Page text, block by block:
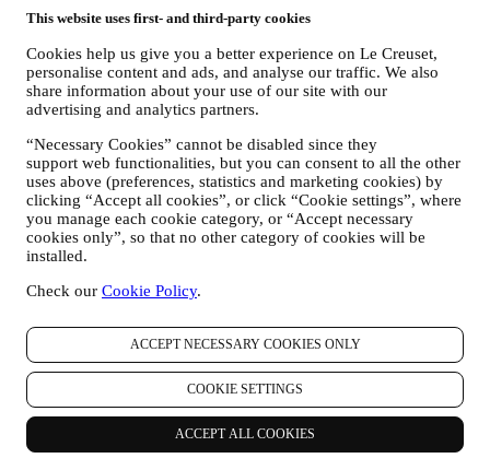
This website uses first- and third-party cookies
Cookies help us give you a better experience on Le Creuset,
personalise content and ads, and analyse our traffic. We also
share information about your use of our site with our
advertising and analytics partners.
“Necessary Cookies” cannot be disabled since they
support web functionalities, but you can consent to all the other
uses above (preferences, statistics and marketing cookies) by
clicking “Accept all cookies”, or click “Cookie settings”, where
you manage each cookie category, or “Accept necessary
cookies only”, so that no other category of cookies will be
installed.
Check our Cookie Policy.
ACCEPT NECESSARY COOKIES ONLY
COOKIE SETTINGS
ACCEPT ALL COOKIES
TE PASSEN EN DE KLANTERVARING TE
VERBETEREN
Wij willen uw gegevens gebruiken om onze diensten en
aanbiedingen af te stemmen op uw behoeften en voorkeuren
om u een gepersonaliseerde Le Creuset-klantervaring te
analyseren, bijvoorbeeld met betrekking tot de meest bekeken
producten, uw interactie met ons op sociale media, welke
pagina's van onze Website u bezoekt, welke inhoud van onze
aanbiedingen u leest. Wij doen dit voornamelijk door middel
van cookies en soortgelijke technologieën en ook in
combinatie met uw gegevens en voorkeuren die worden
verzameld zodra u zich inschrijft voor onze gepersonaliseerde
marketingcommunicatie. Wij zullen deze informatie gebruiken
om onze advertenties op andere sites te beheren, toegang te
verlenen tot specifieke inhoud, de inhoud of de aanbiedingen
die u op de Website ziet aan te passen of, als u toestemming
hebt gegeven om u aan te melden voor onze
marketingcommunicatie, om u relevante
communicatie/berichten te sturen waarvan wij denken dat u
die leuk vindt. Er zullen geen andere gevolgen zijn. Het
gebruik van cookies is afhankelijk van uw toestemming. Als u